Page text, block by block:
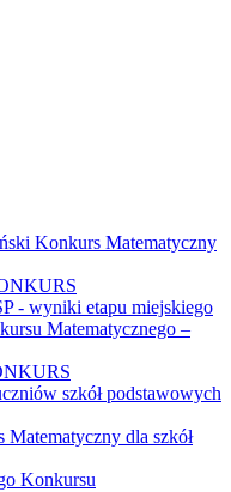
Konkurs Matematyczny
- wyniki etapu miejskiego
Matematycznego –
szkół podstawowych
dla szkół
Konkursu